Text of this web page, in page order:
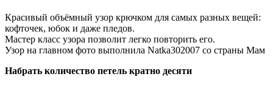
Красивый объёмный узор крючком для самых разных вещей:
кофточек, юбок и даже пледов.
Мастер класс узора позволит легко повторить его.
Узор на главном фото выполнила Natka302007 со страны Мам
Набрать количество петель кратно десяти